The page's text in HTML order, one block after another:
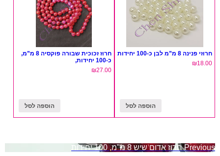
חרוזי פנינה 8 מ”מ לבן כ-100 יחידות
₪18.00
הוספה לסל
חרוז זכוכית שבורה פוקסיה 8 מ”מ,
כ-100 יחידות,
₪27.00
הוספה לסל
ניווט
Previous חרוז אדום שיש 8 מ"מ, 100 יחידות